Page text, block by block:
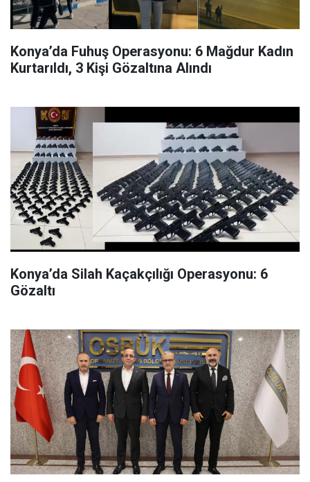
Konya’da Fuhuş Operasyonu: 6 Mağdur Kadın
Kurtarıldı, 3 Kişi Gözaltına Alındı
Konya’da Silah Kaçakçılığı Operasyonu: 6
Gözaltı